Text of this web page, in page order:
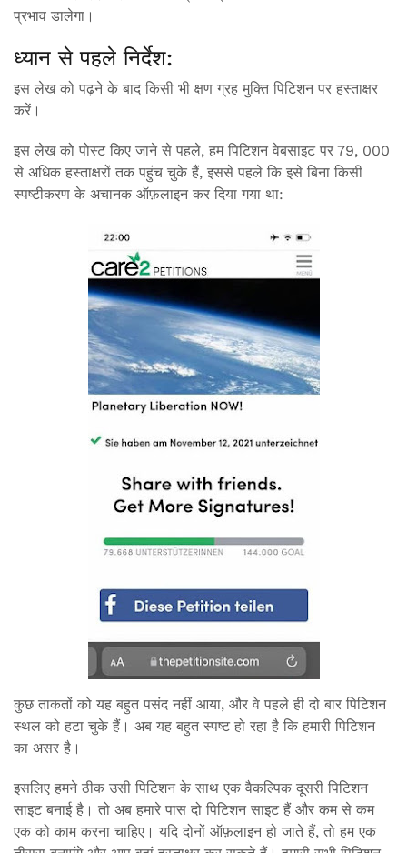
प्रभाव डालेगा।
ध्यान से पहले निर्देश:
इस लेख को पढ़ने के बाद किसी भी क्षण ग्रह मुक्ति पिटिशन पर हस्ताक्षर
करें।
इस लेख को पोस्ट किए जाने से पहले, हम पिटिशन वेबसाइट पर 79, 000
से अधिक हस्ताक्षरों तक पहुंच चुके हैं, इससे पहले कि इसे बिना किसी
स्पष्टीकरण के अचानक ऑफ़लाइन कर दिया गया था:
कुछ ताकतों को यह बहुत पसंद नहीं आया, और वे पहले ही दो बार पिटिशन
स्थल को हटा चुके हैं। अब यह बहुत स्पष्ट हो रहा है कि हमारी पिटिशन
का असर है।
इसलिए हमने ठीक उसी पिटिशन के साथ एक वैकल्पिक दूसरी पिटिशन
साइट बनाई है। तो अब हमारे पास दो पिटिशन साइट हैं और कम से कम
एक को काम करना चाहिए। यदि दोनों ऑफ़लाइन हो जाते हैं, तो हम एक